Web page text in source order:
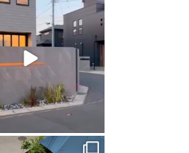
22 0
land_garden